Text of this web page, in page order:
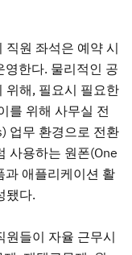
직원 좌석은 예약 시
영한다. 물리적인 공
위해, 필요시 필요한
를 위해 사무실 전
업무 환경으로 전환
사용하는 원폰(One
과 애플리케이션 활
됐다.
원들이 자율 근무시